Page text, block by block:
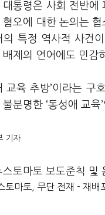
대통령은 사회 전반에
혐오에 대한 논의는
의 특정 역사적 사건
제의 언어에도 민감
교육 추방’이라는
분명한 ‘동성애 교
기자
토마토 보도준칙 및
마토, 무단 전재 - 재배